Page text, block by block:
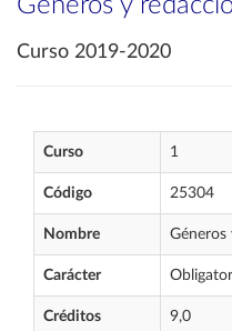
Géneros y
Curso 2019-2020
Curso 1
Código 25304
Nombre Géneros
Carácter
Créditos 9,0